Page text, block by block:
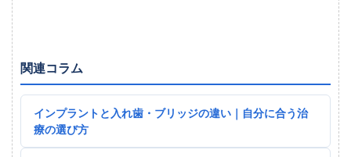
関連コラム
インプラントと入れ歯・ブリッジの違い｜自分に合う治
療の選び方